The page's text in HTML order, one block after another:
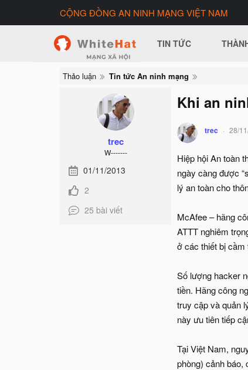
CỘNG ĐỒNG AN NINH MẠNG VIỆT NAM
TIN TỨC
Thảo luận Tin tức An ninh mạng
trec
W-------
01/11/2013
2
25 bài viết
Khi an
trec 28/
Hiệp hội An toàn
ngày càng được
lý an toàn cho
McAfee – hãng
ATTT nghiêm
ở các thiết bị
Số lượng hacker
tiền. Hãng công
truy cập và quản
này ưu tiên tiếp
Tại Việt Nam,
phòng) cảnh báo,